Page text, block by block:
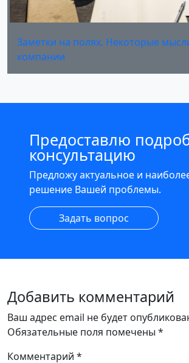
Заметки на полях. Некоторые
компании
Предоставлю
консультацию
Предложу актуальное и
решение Вашей проблемы.
Задать вопрос
Добавить комментарий
Ваш адрес email не будет
Обязательные поля помечены *
Комментарий *